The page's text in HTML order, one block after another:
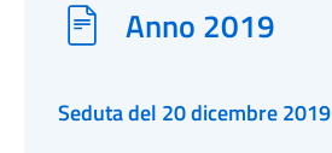
Anno 2019
Seduta del 20 dicembre 2019